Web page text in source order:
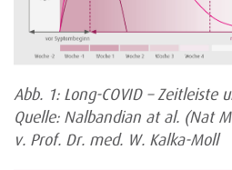
Abb. 1: Long-COVID – Zeitleiste
Quelle: Nalbandian at al. (Nat
v. Prof. Dr. med. W. Kalka-Moll